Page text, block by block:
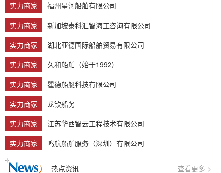
实力商家
福州星河船舶有限公司
实力商家
新加坡泰科汇智海工咨询有限公司
实力商家
湖北亚德国际船舶贸易有限公司
实力商家
久和船舶（始于1992）
实力商家
瞿德船艇科技有限公司
实力商家
龙钦船务
实力商家
江苏华西智云工程技术有限公司
实力商家
鸣航船舶服务（深圳）有限公司
热点资讯 查看更多 >